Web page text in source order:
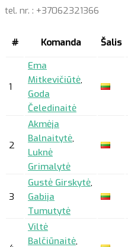
tel. nr. : +37062321366
# Komanda Šalis
1
Ema
Mitkevičiūtė,
Goda
Čeledinaitė
2
Akmėja
Balnaitytė,
Luknė
Grimalytė
3
Gustė Girskytė,
Gabija
Tumutytė
Viltė
Balčiūnaitė,